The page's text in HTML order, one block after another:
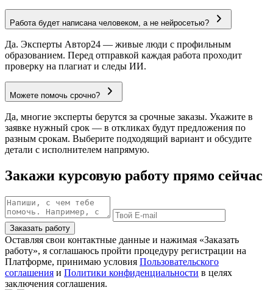
Работа будет написана человеком, а не нейросетью?
Да. Эксперты Автор24 — живые люди с профильным
образованием. Перед отправкой каждая работа проходит
проверку на плагиат и следы ИИ.
Можете помочь срочно?
Да, многие эксперты берутся за срочные заказы. Укажите в
заявке нужный срок — в откликах будут предложения по
разным срокам. Выберите подходящий вариант и обсудите
детали с исполнителем напрямую.
Закажи курсовую работу прямо сейчас
Заказать работу
Оставляя свои контактные данные и нажимая «Заказать
работу», я соглашаюсь пройти процедуру регистрации на
Платформе, принимаю условия Пользовательского
соглашения и Политики конфиденциальности в целях
заключения соглашения.